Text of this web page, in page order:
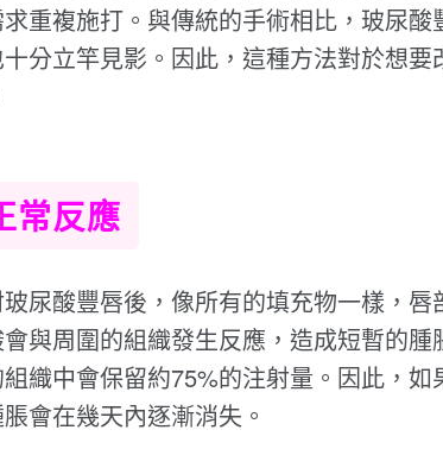
重複施打。與傳統的手術相比，玻尿
分立竿見影。因此，這種方法對於想
常反應
尿酸豐唇後，像所有的填充物一樣，
與周圍的組織發生反應，造成短暫的
織中會保留約75%的注射量。因此，
會在幾天內逐漸消失。